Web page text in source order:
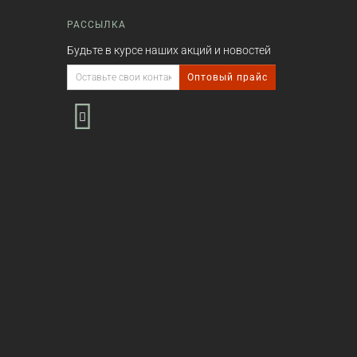
РАССЫЛКА
Будьте в курсе наших акций и новостей
Оптовый прайс